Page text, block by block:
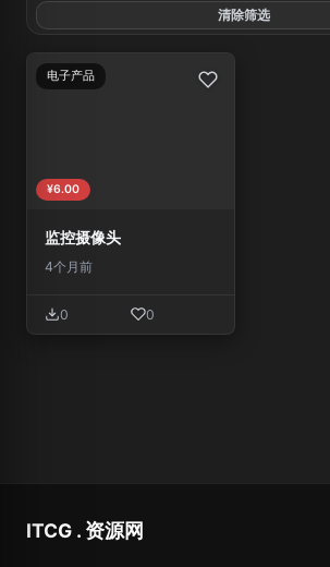
清除筛选
电子产品
¥6.00
监控摄像头
4个月前
0 0
ITCG . 资源网